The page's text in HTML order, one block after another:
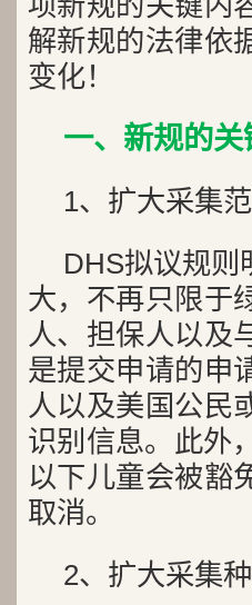
解新规的法律依
变化！
一、新规的关
1、扩大采集
DHS拟议规则
大，不再只限于
人、担保人以及
是提交申请的申
人以及美国公民
识别信息。此外
以下儿童会被豁
取消。
2、扩大采集